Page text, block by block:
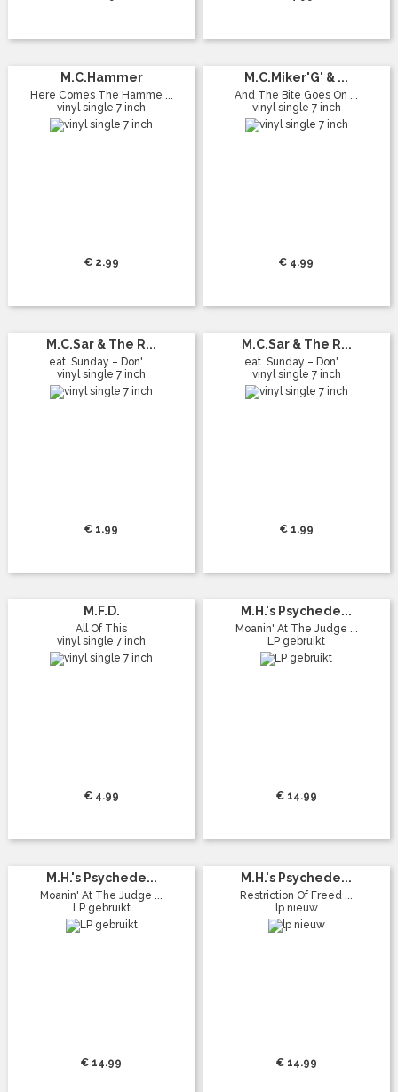
M.C.Hammer
Here Comes The Hamme ...
vinyl single 7 inch
€ 2.99
M.C.Miker'G' & ...
And The Bite Goes On ...
vinyl single 7 inch
€ 4.99
M.C.Sar & The R...
eat. Sunday – Don' ...
vinyl single 7 inch
€ 1.99
M.C.Sar & The R...
eat. Sunday – Don' ...
vinyl single 7 inch
€ 1.99
M.F.D.
All Of This
vinyl single 7 inch
€ 4.99
M.H.'s Psychede...
Moanin' At The Judge ...
LP gebruikt
€ 14.99
M.H.'s Psychede...
Moanin' At The Judge ...
LP gebruikt
€ 14.99
M.H.'s Psychede...
Restriction Of Freed ...
lp nieuw
€ 14.99